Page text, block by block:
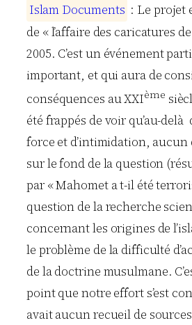
Islam Documents : Le projet
de « l’affaire des caricatures
2005. C’est un événement
important, et qui aura de
conséquences au XXIème
été frappés de voir qu’au-delà
force et d’intimidation,
sur le fond de la question
par « Mahomet a t-il été
question de la recherche
concernant les origines de
le problème de la difficulté
de la doctrine musulmane.
point que notre effort s’est
avait aucun recueil de